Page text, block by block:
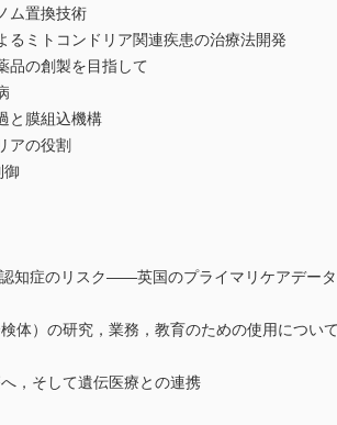
ム置換技術
るミトコンドリア関連疾患の治療法開発
品の創製を目指して
と膜組込機構
アの役割
御
知症のリスク――英国のプライマリケアデー
体）の研究，業務，教育のための使用につ
，そして遺伝医療との連携